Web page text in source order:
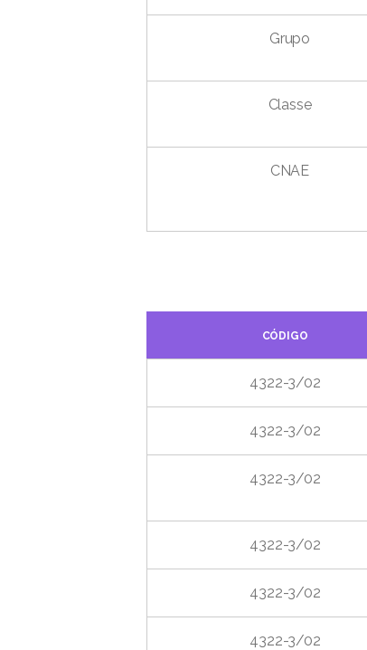
Grupo
Classe
CNAE
CÓDIGO
4322-3/02
4322-3/02
4322-3/02
4322-3/02
4322-3/02
4322-3/02